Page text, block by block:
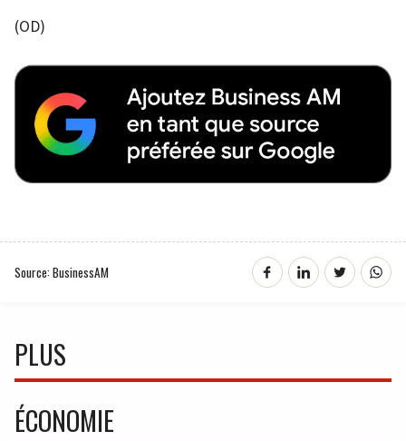
(OD)
Source: BusinessAM
PLUS
ÉCONOMIE